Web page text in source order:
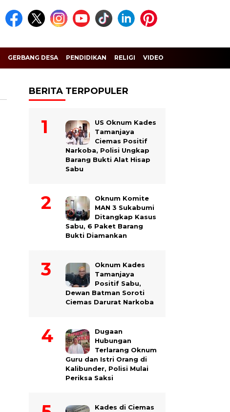
GERBANG DESA PENDIDIKAN RELIGI VIDEO
BERITA TERPOPULER
US Oknum Kades
Tamanjaya
Ciemas Positif
Narkoba, Polisi Ungkap
Barang Bukti Alat Hisap
Sabu
Oknum Komite
MAN 3 Sukabumi
Ditangkap Kasus
Sabu, 6 Paket Barang
Bukti Diamankan
Oknum Kades
Tamanjaya
Positif Sabu,
Dewan Batman Soroti
Ciemas Darurat Narkoba
Dugaan
Hubungan
Terlarang Oknum
Guru dan Istri Orang di
Kalibunder, Polisi Mulai
Periksa Saksi
Kades di Ciemas